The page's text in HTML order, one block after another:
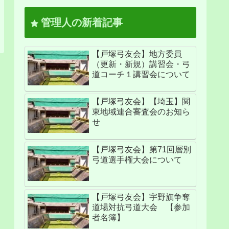
管理人の新着記事
【戸塚弓友会】地方委員
（更新・新規）講習会・弓
道コーチ１講習会について
【戸塚弓友会】【埼玉】関
東地域連合審査会のお知ら
せ
【戸塚弓友会】第71回層別
弓道選手権大会について
【戸塚弓友会】宇野旗争奪
道場対抗弓道大会 【参加
者名簿】